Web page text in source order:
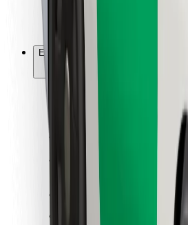
Bolt for Business
Egyéb
Beszállítók
Felhasználási feltételek
Pár perc alatt ott vagyunk érted!
Bolt alkalmazás letöltése